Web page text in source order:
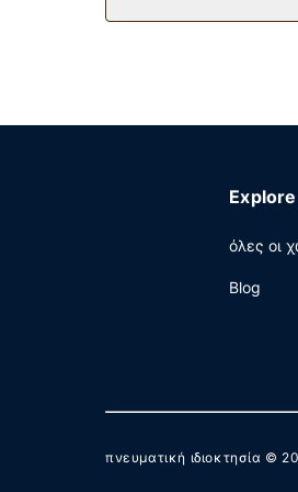
π.μ. - 10:30 π.μ..
όλες οι
Blog
πνευματική ιδιοκτησία ©